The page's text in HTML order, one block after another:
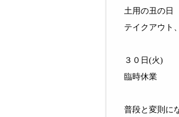
土用の丑の日
テイクアウト
３０日(火)
臨時休業
普段と変則に